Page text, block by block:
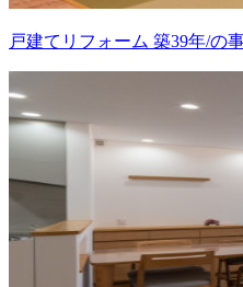
戸建てリフォーム 築39年/の